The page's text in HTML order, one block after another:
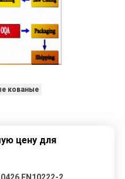
кованые
цену для
EN10222-2